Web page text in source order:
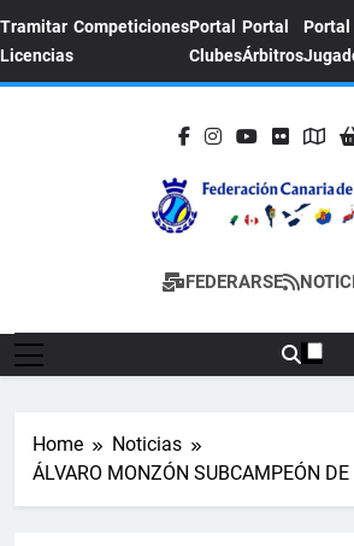
Tramitar
Licencias
CompeticionesPortal
Clubes
Portal
Árbitros
Portal
Sitio Oficial De La
FEDERARSE
Home
Noticias
ÁLVARO MONZÓN SUBCAMPEÓN